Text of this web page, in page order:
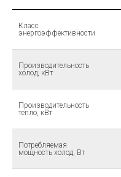
Класс
энергоэффективности
Производительность
холод, кВт
Производительность
тепло, кВт
Потребляемая
мощность холод, Вт